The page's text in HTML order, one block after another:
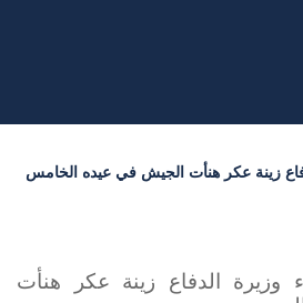
زينة عكر هنأت الجيش في عيده الخامس
الدفاع زينة عكر هنأت